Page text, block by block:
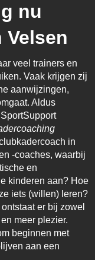
nu
veel trainers en
Vaak krijgen zij
aanwijzingen,
Aldus
in
-coaches, waarbij
en
kinderen aan? Hoe
iets (willen) leren?
er bij zowel
meer plezier.
beginnen met
aan een